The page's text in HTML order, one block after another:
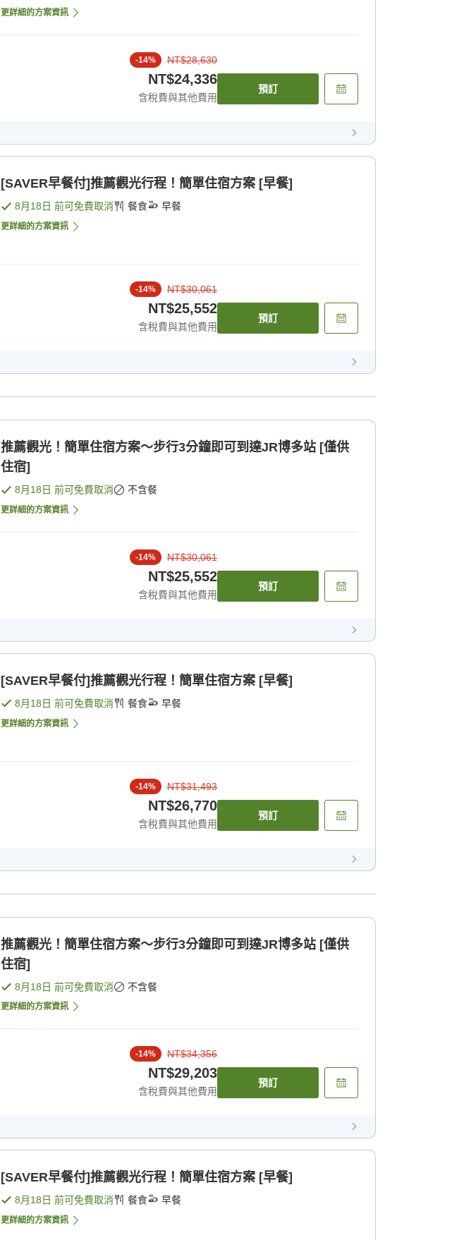
更詳細的方案資訊
-14% NT$28,630
NT$24,336
含稅費與其他費用
預訂
[SAVER早餐付]推薦觀光行程！簡單住宿方案 [早餐]
8月18日 前可免費取消 餐食 早餐
更詳細的方案資訊
-14% NT$30,061
NT$25,552
含稅費與其他費用
預訂
推薦觀光！簡單住宿方案～步行3分鐘即可到達JR博多站 [僅供
住宿]
8月18日 前可免費取消 不含餐
更詳細的方案資訊
-14% NT$30,061
NT$25,552
含稅費與其他費用
預訂
[SAVER早餐付]推薦觀光行程！簡單住宿方案 [早餐]
8月18日 前可免費取消 餐食 早餐
更詳細的方案資訊
-14% NT$31,493
NT$26,770
含稅費與其他費用
預訂
推薦觀光！簡單住宿方案～步行3分鐘即可到達JR博多站 [僅供
住宿]
8月18日 前可免費取消 不含餐
更詳細的方案資訊
-14% NT$34,356
NT$29,203
含稅費與其他費用
預訂
[SAVER早餐付]推薦觀光行程！簡單住宿方案 [早餐]
8月18日 前可免費取消 餐食 早餐
更詳細的方案資訊